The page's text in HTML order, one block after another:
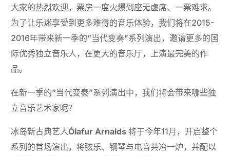
大家的热烈欢迎，票房一度火爆到座无虚席、一票难求。
为了让乐迷享受到更多难得的音乐体验，我们将在2015-
2016年带来新一季的“当代变奏”系列演出，邀请更多的国
际优秀独立音乐人，在更大的音乐厅，上演最完美的作
品。
在新一季的“当代变奏”系列演出中，我们将会带来哪些独
立音乐艺术家呢？
冰岛新古典艺人Ólafur Arnalds将于今年11月，开启整个
系列的首场演出，将弦乐、钢琴与电音共冶一炉，并配以